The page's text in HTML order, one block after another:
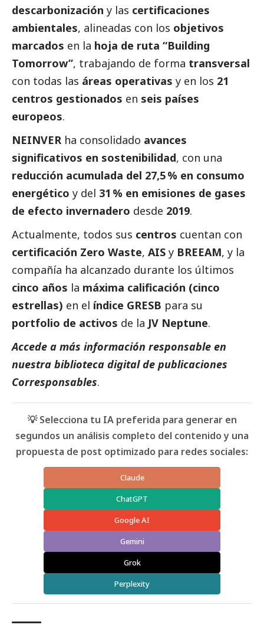
descarbonización y las certificaciones
ambientales, alineadas con los objetivos
marcados en la hoja de ruta “Building
Tomorrow”, trabajando de forma transversal
con todas las áreas operativas y en los 21
centros gestionados en seis países
europeos.
NEINVER ha consolidado avances
significativos en sostenibilidad, con una
reducción acumulada del 27,5 % en consumo
energético y del 31 % en emisiones de gases
de efecto invernadero desde 2019.
Actualmente, todos sus centros cuentan con
certificación Zero Waste, AIS y BREEAM, y la
compañía ha alcanzado durante los últimos
cinco años la máxima calificación (cinco
estrellas) en el índice GRESB para su
portfolio de activos de la JV Neptune.
Accede a más información responsable en
nuestra biblioteca digital de publicaciones
Corresponsables.
💡 Selecciona tu IA preferida para generar en
segundos un análisis completo del contenido y una
propuesta de post optimizado para redes sociales:
Claude
ChatGPT
Google AI
Gemini
Grok
Perplexity